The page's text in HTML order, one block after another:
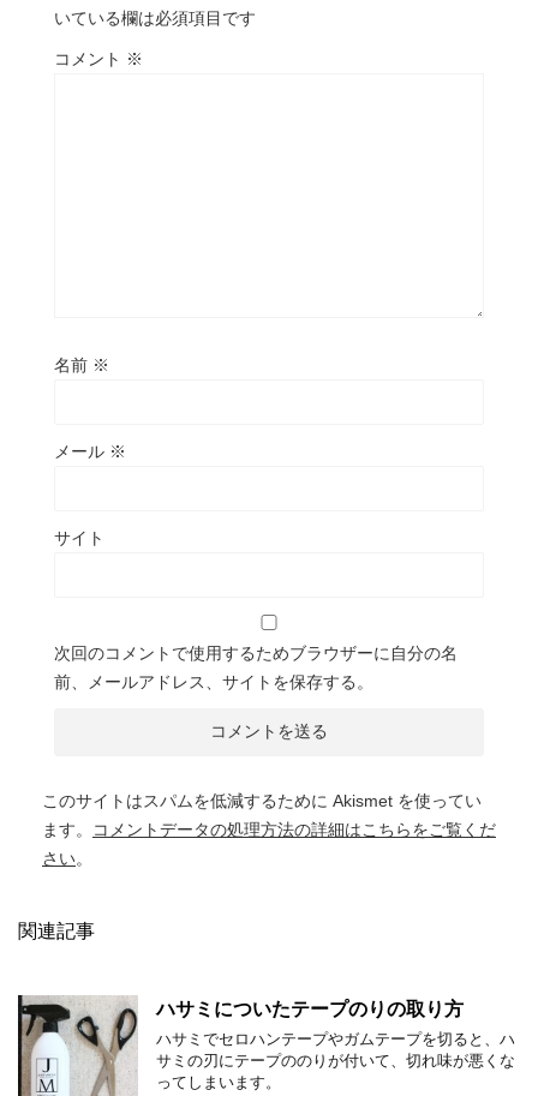
いている欄は必須項目です
コメント ※
名前 ※
メール ※
サイト
次回のコメントで使用するためブラウザーに自分の名
前、メールアドレス、サイトを保存する。
このサイトはスパムを低減するために Akismet を使ってい
ます。
コメントデータの処理方法の詳細はこちらをご覧くだ
さい。
関連記事
ハサミについたテープのりの取り方
ハサミでセロハンテープやガムテープを切ると、ハ
サミの刃にテープののりが付いて、切れ味が悪くな
ってしまいます。